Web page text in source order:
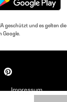
geschützt und es gelten die
Google.
Impressum